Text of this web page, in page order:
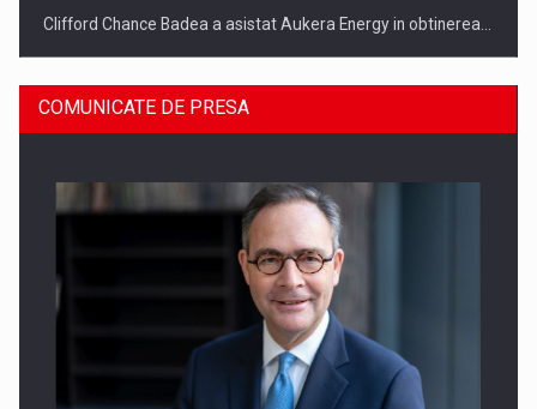
Clifford Chance Badea a asistat Aukera Energy in obtinerea…
SAPTE PERSONALITATI DIN MEDIUL DE AFACERI, ACADEMIC
COMUNICATE DE PRESA